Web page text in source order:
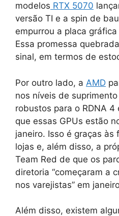
modelos RTX 5070
versão TI e a spin de
empurrou a placa
Essa promessa
sinal, em termos de
Por outro lado, a AMD
nos níveis de
robustos para o RDNA
que essas GPUs estão
janeiro. Isso é graças às
lojas e, além disso, a
Team Red de que os
diretoria “começaram a
nos varejistas” em
Além disso, existem